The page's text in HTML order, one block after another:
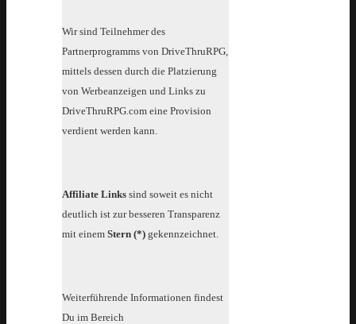
Wir sind Teilnehmer des
Partnerprogramms von DriveThruRPG,
mittels dessen durch die Platzierung
von Werbeanzeigen und Links zu
DriveThruRPG.com eine Provision
verdient werden kann.
Affiliate Links sind soweit es nicht
deutlich ist zur besseren Transparenz
mit einem Stern (*) gekennzeichnet.
Weiterführende Informationen findest
Du im Bereich